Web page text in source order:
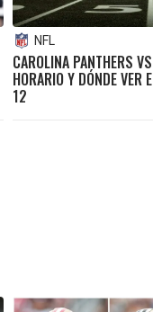
NFL
CAROLINA PANTHERS
HORARIO Y DÓNDE VER
12